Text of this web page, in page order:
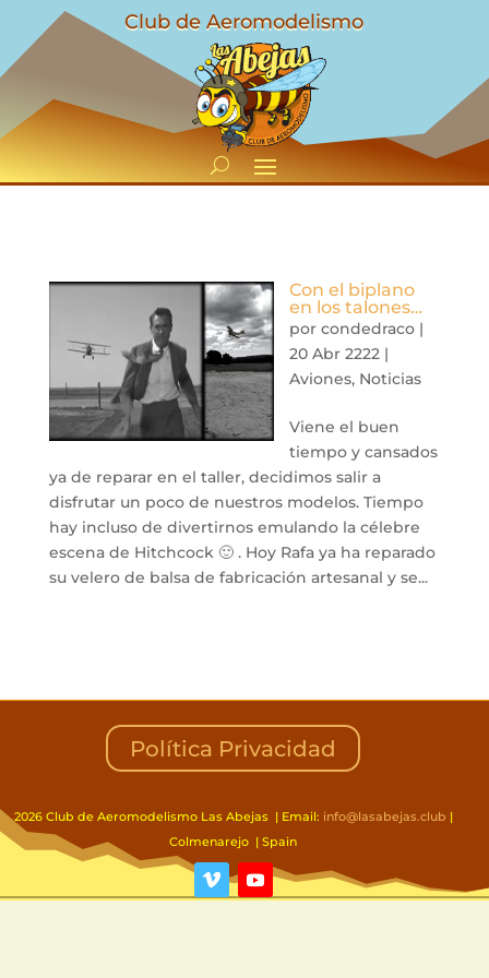
Club de Aeromodelismo
Con el biplano
en los talones…
por condedraco|
20 Abr 2222|
Aviones, Noticias
Viene el buen
tiempo y cansados
ya de reparar en el taller, decidimos salir a
disfrutar un poco de nuestros modelos. Tiempo
hay incluso de divertirnos emulando la célebre
escena de Hitchcock 🙂 . Hoy Rafa ya ha reparado
su velero de balsa de fabricación artesanal y se...
Política Privacidad
2026 Club de Aeromodelismo Las Abejas | Email: info@lasabejas.club |
Colmenarejo | Spain